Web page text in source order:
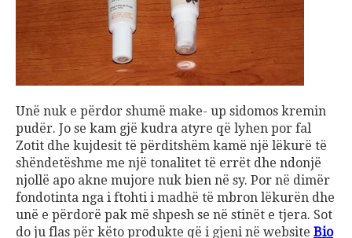
Unë nuk e përdor shumë make- up sidomos kremin
pudër. Jo se kam gjë kudra atyre që lyhen por fal
Zotit dhe kujdesit të përditshëm kamë një lëkurë të
shëndetëshme me një tonalitet të errët dhe ndonjë
njollë apo akne mujore nuk bien në sy. Por në dimër
fondotinta nga i ftohti i madhë të mbron lëkurën dhe
unë e përdorë pak më shpesh se në stinët e tjera. Sot
do ju flas për këto produkte që i gjeni në website Bio